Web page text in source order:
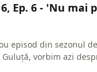
Ep. 6 - 'Nu mai
episod din sezonul
vorbim azi